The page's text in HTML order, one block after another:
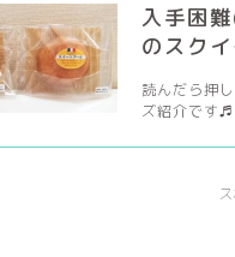
入手困
のスク
読んだら押
ズ紹介です